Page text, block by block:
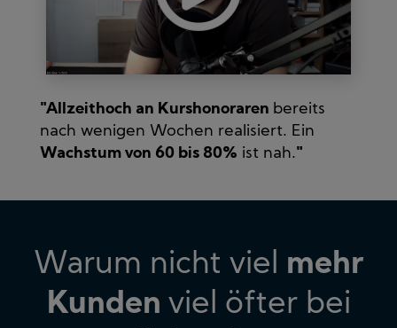
"Allzeithoch an Kurshonoraren bereits
nach wenigen Wochen realisiert. Ein
Wachstum von 60 bis 80% ist nah."
Warum nicht viel mehr
Kunden viel öfter bei